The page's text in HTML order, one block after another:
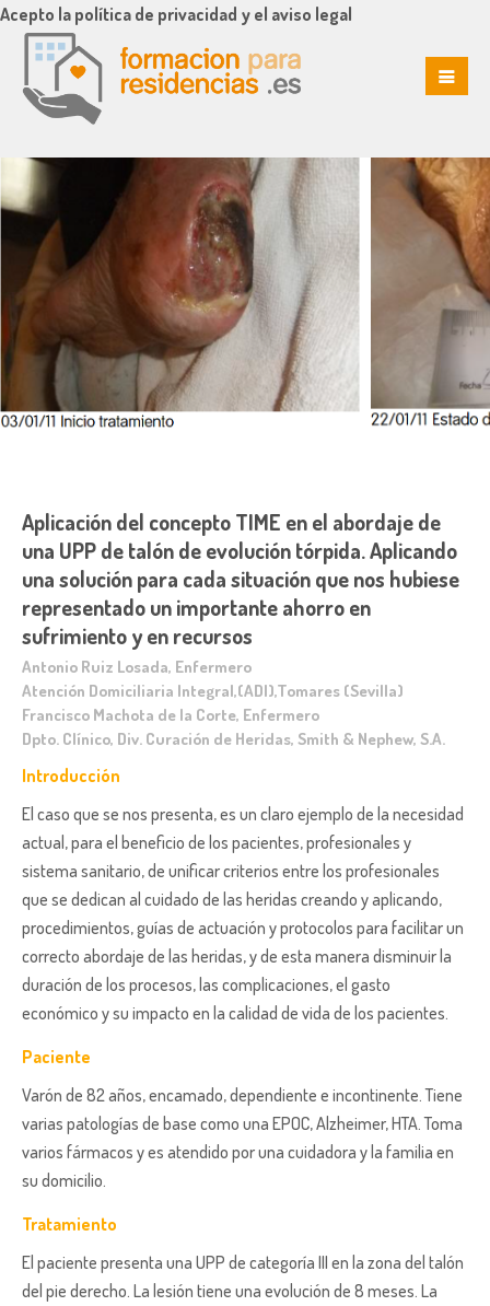
Aplicación del concepto TIME en el abordaje de
una UPP de talón de evolución tórpida. Aplicando
una solución para cada situación que nos hubiese
representado un importante ahorro en
sufrimiento y en recursos
Antonio Ruiz Losada, Enfermero
Atención Domiciliaria Integral,(ADI),Tomares (Sevilla)
Francisco Machota de la Corte, Enfermero
Dpto. Clínico, Div. Curación de Heridas, Smith & Nephew, S.A.
Introducción
El caso que se nos presenta, es un claro ejemplo de la necesidad
actual, para el beneficio de los pacientes, profesionales y
sistema sanitario, de unificar criterios entre los profesionales
que se dedican al cuidado de las heridas creando y aplicando,
procedimientos, guías de actuación y protocolos para facilitar un
correcto abordaje de las heridas, y de esta manera disminuir la
duración de los procesos, las complicaciones, el gasto
económico y su impacto en la calidad de vida de los pacientes.
Paciente
Varón de 82 años, encamado, dependiente e incontinente. Tiene
varias patologías de base como una EPOC, Alzheimer, HTA. Toma
varios fármacos y es atendido por una cuidadora y la familia en
su domicilio.
Tratamiento
El paciente presenta una UPP de categoría III en la zona del talón
del pie derecho. La lesión tiene una evolución de 8 meses. La
Acepto la política de privacidad y el aviso legal